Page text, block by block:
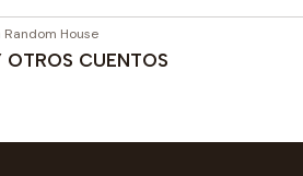
House
CUENTOS